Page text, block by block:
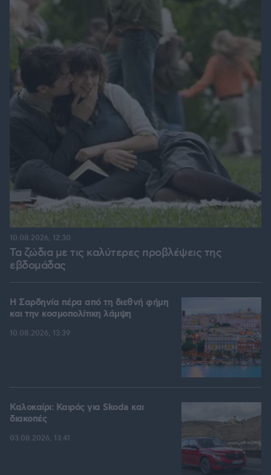
Τα ζώδια με τις καλύτερες προβλέψεις της
εβδομάδας
10.08.2026, 12:30
Η Σαρδηνία πέρα από τη διεθνή φήμη
και την κοσμοπολίτικη λάμψη
10.08.2026, 13:39
Καλοκαίρι: Καιρός για Skoda και
διακοπές
03.08.2026, 13:41